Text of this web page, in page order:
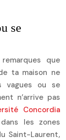
se
que
ta maison ne
vagues ou se
n’arrive pas
Concordia
les zones
Saint-Laurent,